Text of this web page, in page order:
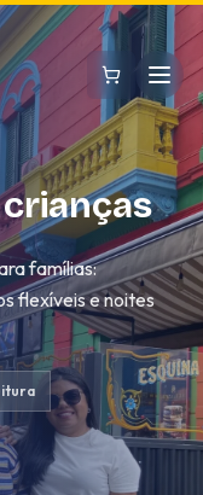
famílias:
flexíveis e noites